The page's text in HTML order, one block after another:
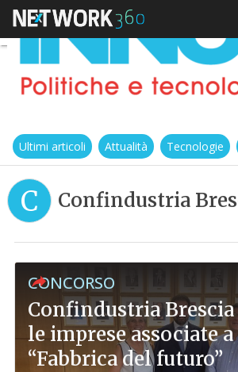
Ultimi articoli Attualità Tecnologie
C Confindustria
CONCORSO
Confindustria
le imprese associate
“Fabbrica del futuro”